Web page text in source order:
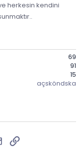
herkesin kendini
69
91
15
açsköndska
E-posta
Link